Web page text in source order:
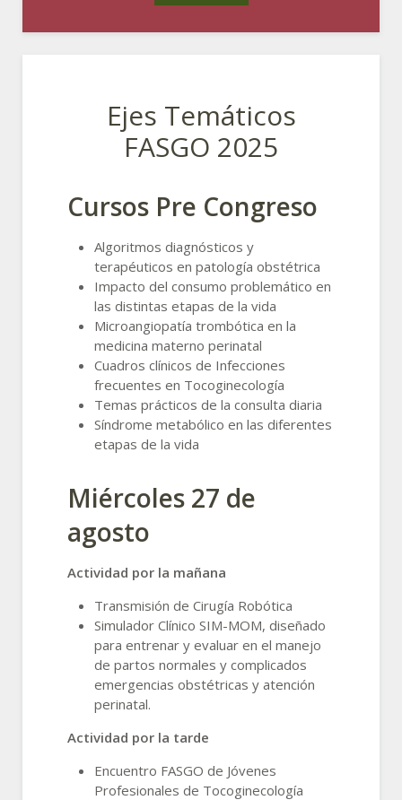
Ejes Temáticos
FASGO 2025
Cursos Pre Congreso
Algoritmos diagnósticos y
terapéuticos en patología obstétrica
Impacto del consumo problemático en
las distintas etapas de la vida
Microangiopatía trombótica en la
medicina materno perinatal
Cuadros clínicos de Infecciones
frecuentes en Tocoginecología
Temas prácticos de la consulta diaria
Síndrome metabólico en las diferentes
etapas de la vida
Miércoles 27 de
agosto
Actividad por la mañana
Transmisión de Cirugía Robótica
Simulador Clínico SIM-MOM, diseñado
para entrenar y evaluar en el manejo
de partos normales y complicados
emergencias obstétricas y atención
perinatal.
Actividad por la tarde
Encuentro FASGO de Jóvenes
Profesionales de Tocoginecología